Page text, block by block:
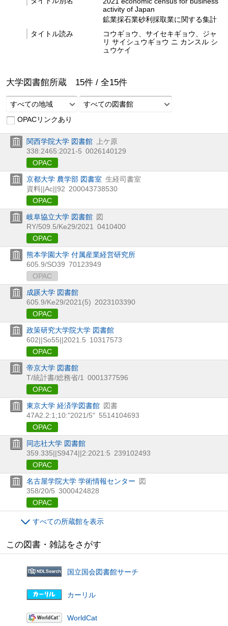
activity of Japan
鉱業採石業砂利採取業に関する集計
タイトル読み
コウギョウ、サイセキギョウ、ジャ
リ サイシュウギョウ ニ カンスル シ
ュウケイ
大学図書館所蔵 15件 / 全15件
すべての地域
すべての図書館
OPACリンクあり
関西学院大学 図書館 上ケ原
338:2465:2021-5 0026140129
OPAC
京都大学 農学部 図書室 生経司書室
資料||Ac||92 200043738530
OPAC
岐阜協立大学 図書館 図
RY/509.5/Ke29/2021 0410400
OPAC
熊本学園大学 付属産業経営研究所
605.9/SO39 70123949
OPAC
成蹊大学 図書館
605.9/Ke29/2021(5) 2023103390
OPAC
政策研究大学院大学 図書館
602||So55||2021.5 10317573
OPAC
帝京大学 図書館
T/統計書/総務省/1 0001377596
OPAC
東京大学 経済学図書館 図書
47A2.2:1;10:"2021/5" 5514104693
OPAC
同志社大学 図書館
359.335||S9474||2:2021:5 239102493
OPAC
名古屋学院大学 学術情報センター
図
358/20/5 3000424828
OPAC
すべての所蔵館を表示
この図書・雑誌をさがす
国立国会図書館サーチ
カーリル
WorldCat